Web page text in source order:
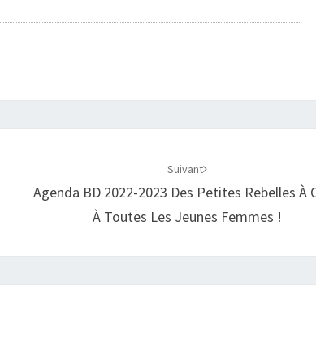
Suivant
Agenda BD 2022-2023 Des Petites Rebelles À
À Toutes Les Jeunes Femmes !